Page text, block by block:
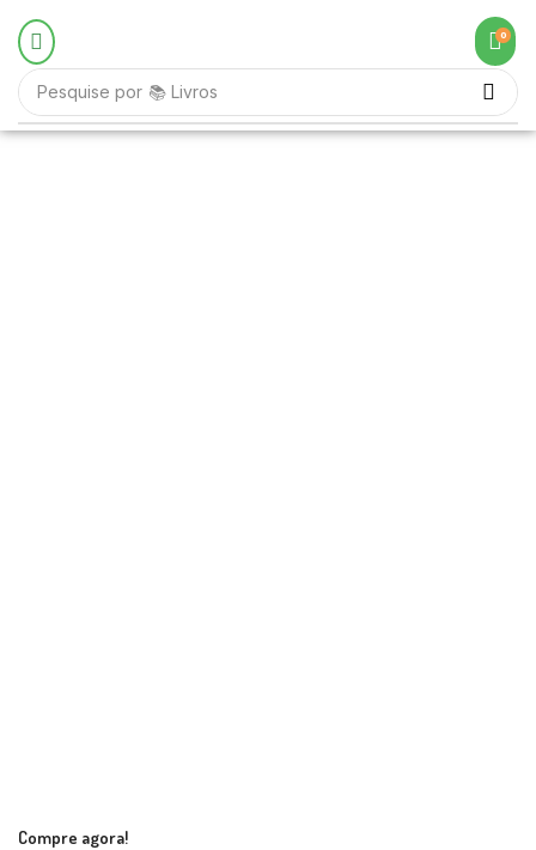
Pesquise por 📚 Livros
0
Compre agora!